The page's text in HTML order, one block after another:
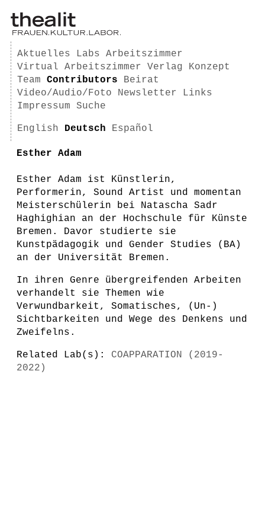
Aktuelles Labs
Arbeitszimmer
Virtual Arbeitszimmer
Verlag
Konzept
Team
Contributors
Beirat
Video/Audio/Foto
Newsletter
Links
Impressum
Suche
English Deutsch Español
Esther Adam
Esther Adam ist Künstlerin,
Performerin, Sound Artist und momentan
Meisterschülerin bei Natascha Sadr
Haghighian an der Hochschule für Künste
Bremen. Davor studierte sie
Kunstpädagogik und Gender Studies (BA)
an der Universität Bremen.
In ihren Genre übergreifenden Arbeiten
verhandelt sie Themen wie
Verwundbarkeit, Somatisches, (Un-)
Sichtbarkeiten und Wege des Denkens und
Zweifelns.
Related Lab(s): COAPPARATION (2019-
2022)